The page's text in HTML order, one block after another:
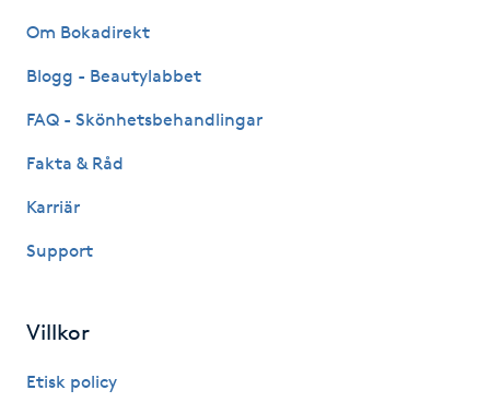
Klippning ungdom
Koppningsmassage
Kostrådgivning
Kroppspeeling
Om Bokadirekt
Blogg - Beautylabbet
FAQ - Skönhetsbehandlingar
Fakta & Råd
Karriär
Support
Villkor
Etisk policy